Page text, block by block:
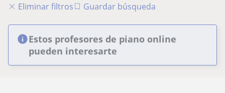
Eliminar filtros
Guardar búsqueda
Estos profesores de piano online
pueden interesarte